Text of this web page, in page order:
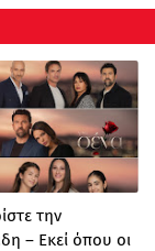
την
– Εκεί όπου οι